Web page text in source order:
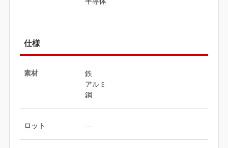
仕様
素材
鉄
アルミ
鋼
ロット ---